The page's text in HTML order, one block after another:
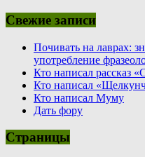
Свежие записи
Почивать на лаврах:
употребление
Кто написал рассказ
Кто написал
Кто написал Муму
Дать фору
Страницы